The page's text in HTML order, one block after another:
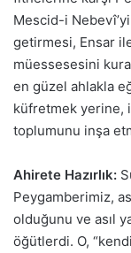
Mescid-i
getirmesi, Ensar
müessesesini
en güzel ahlakla
küfretmek yerine,
toplumunu inşa
Ahirete Hazırlık:
Peygamberimiz,
olduğunu ve asıl
öğütlerdi. O,